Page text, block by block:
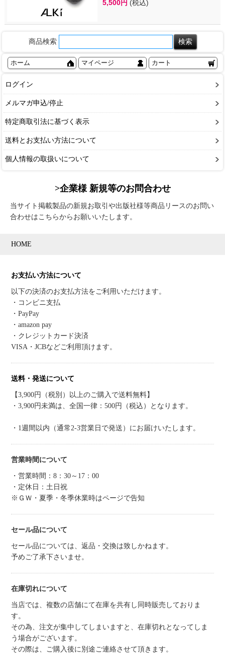
5,500円 (税込)
商品検索
ホーム マイページ カート
ログイン
メルマガ申込/停止
特定商取引法に基づく表示
送料とお支払い方法について
個人情報の取扱いについて
>企業様 新規等のお問合わせ
当サイト掲載製品の新規お取引や出版社様等商品リースのお問い
合わせはこちらからお願いいたします。
HOME
お支払い方法について
以下の決済のお支払方法をご利用いただけます。
・コンビニ支払
・PayPay
・amazon pay
・クレジットカード決済
VISA・JCBなどご利用頂けます。
送料・発送について
【3,900円（税別）以上のご購入で送料無料】
・3,900円未満は、全国一律：500円（税込）となります。
・1週間以内（通常2-3営業日で発送）にお届けいたします。
営業時間について
・営業時間：8：30～17：00
・定休日：土日祝
※ＧＷ・夏季・冬季休業時はページで告知
セール品について
セール品については、返品・交換は致しかねます。
予めご了承下さいませ。
在庫切れについて
当店では、複数の店舗にて在庫を共有し同時販売しておりま
す。
その為、注文が集中してしまいますと、在庫切れとなってしま
う場合がございます。
その際は、ご購入後に別途ご連絡させて頂きます。